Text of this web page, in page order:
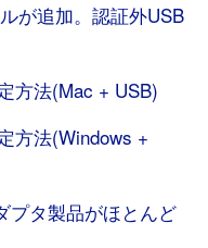
が追加。認証外USB
方法(Mac + USB)
方法(Windows +
プタ製品がほとんど